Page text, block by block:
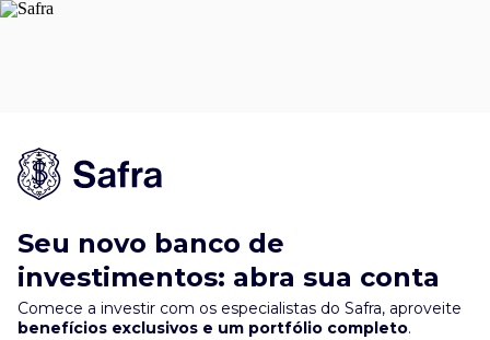
Seu novo banco de
investimentos: abra sua conta
Comece a investir com os especialistas do Safra, aproveite
benefícios exclusivos e um portfólio completo.